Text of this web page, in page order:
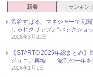
新着 ランキン
渋谷すばる、マネジャーで元
しゃれクリップ』“バックショ
2026年3月22日
【STARTO 2025年総まとめ】
ジュニア再編……波乱の一年を
2026年1月1日